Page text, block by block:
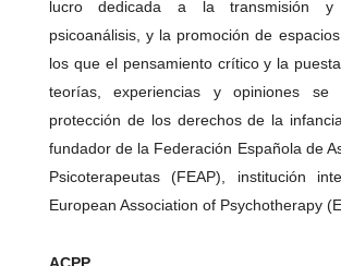
lucro dedicada a la transmisión y
psicoanálisis, y la promoción de
los que el pensamiento crítico y la
teorías, experiencias y opiniones
protección de los derechos de la
fundador de la Federación Española de
Psicoterapeutas (FEAP), institución
European Association of Psychotherapy